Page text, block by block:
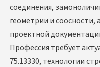
соединения,
геометрии и соосности,
проектной
Профессия требует
75.13330, технологии